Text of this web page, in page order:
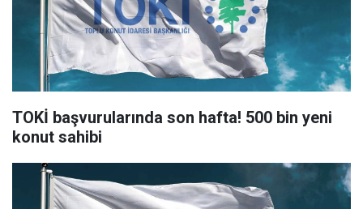
TOKİ başvurularında son hafta! 500 bin yeni
konut sahibi